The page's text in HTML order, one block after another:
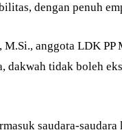
dengan penuh
anggota LDK
dakwah tidak boleh
saudara-